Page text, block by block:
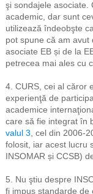
şi sondajele asociate.
academic, dar sunt
utilizează îndeobşte
pot spune că am
asociate EB și de la
petrecea mai ales cu
4. CURS, cei al căror
experienţă de
academice
care să fie integrat în
valul 3 , cel din 2006-
folosit, iar acest lucru
INSOMAR și CCSB)
5. Nu ştiu despre
fi impus standarde de